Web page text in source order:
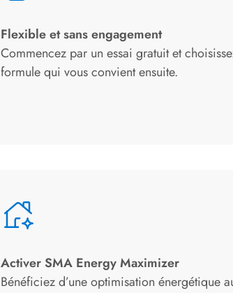
Flexible et sans engagement
Commencez par un essai gratuit et
formule qui vous convient ensuite.
Activer SMA Energy Maximizer
Bénéficiez d’une optimisation énergétique